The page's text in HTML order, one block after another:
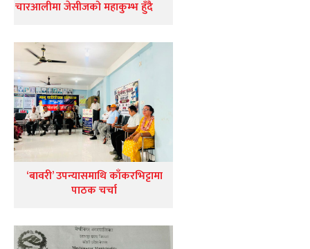
चारआलीमा जेसीजको महाकुम्भ हुँदै
‘बावरी’ उपन्यासमाथि काँकरभिट्टामा
पाठक चर्चा